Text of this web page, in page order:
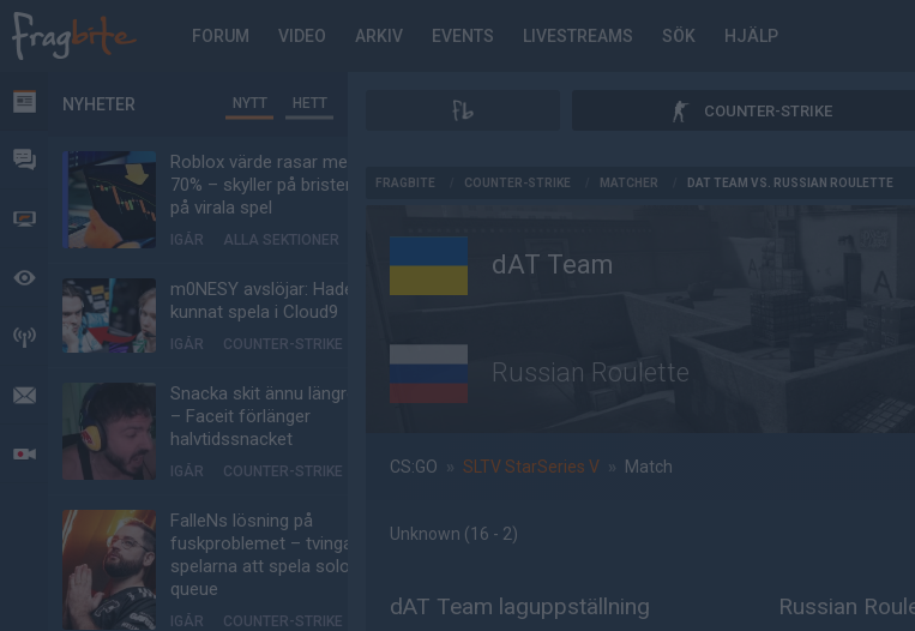
FORUM VIDEO ARKIV EVENTS LIVESTREAMS SÖK HJÄLP
NYHETER
FORUM
VIDEO
BEVAKAT
HÄNDELSER
MEDDELANDEN
LIVESÄNDNINGAR
NYHETER NYTT HETT
Roblox värde rasar med
70% – skyller på bristen
på virala spel
IGÅR ALLA SEKTIONER
m0NESY avslöjar: Hade
kunnat spela i Cloud9
IGÅR COUNTER-STRIKE
Snacka skit ännu längre
– Faceit förlänger
halvtidssnacket
IGÅR COUNTER-STRIKE
FalleNs lösning på
fuskproblemet – tvinga
spelarna att spela solo-
queue
IGÅR COUNTER-STRIKE
COUNTER-STRIKE
FRAGBITE COUNTER-STRIKE MATCHER DAT TEAM VS. RUSSIAN ROULETTE
dAT Team
Russian Roulette
CS:GO » SLTV StarSeries V » Match
Unknown (16 - 2)
dAT Team laguppställning Russian